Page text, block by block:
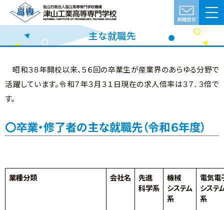
主な就職先
昭和３８年開校以来、５６回の卒業生が産業界のあらゆる分野で
活躍しています。令和７年３月３１日現在の求人倍率は３７．３倍で
す。
卒業・修了者の主な就職先（令和６年度）
業種分類 会社名
先進
科学系
機械
システム
系
電気電
システ
系